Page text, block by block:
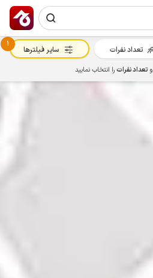
تعداد نفرات
1
سایر فیلترها
و تعداد نفراترا انتخاب نمایید